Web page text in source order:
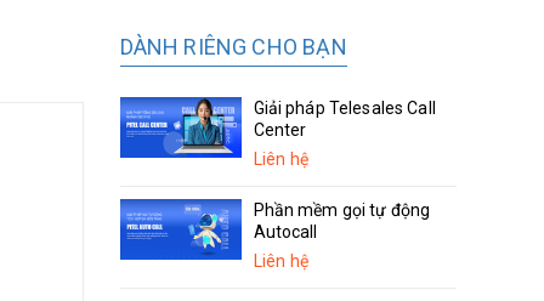
DÀNH RIÊNG CHO BẠN
Giải pháp Telesales Call
Center
Liên hệ
Phần mềm gọi tự động
Autocall
Liên hệ